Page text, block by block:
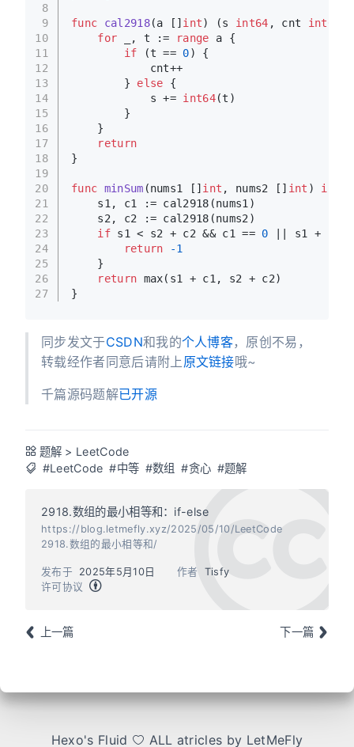
8
9
10
11
12
13
14
15
16
17
18
19
20
21
22
23
24
25
26
27
func cal2918(a [] int) (s int64 , cnt int64
for _, t := range a {
if (t == 0) {
            cnt++
        }
else {
            s +=
int64(t)
        }
    }
return
}
func minSum (nums1 [] int , nums2 [] int ) int64
    s1, c1 := cal2918(nums1)
    s2, c2 := cal2918(nums2)
if s1 < s2 + c2 && c1 == 0 || s1 + c1
return
-1
    }
return max(s1 + c1, s2 + c2)
}
同步发文于CSDN和我的个人博客，原创不易，
转载经作者同意后请附上 原文链接哦~
千篇源码题解已开源
题解 > LeetCode
#LeetCode #中等 #数组 #贪心 #题解
2918.数组的最小相等和：if-else
https://blog.letmefly.xyz/2025/05/10/LeetCode
2918.数组的最小相等和/
作者 Tisfy
发布于
2025年5月10日
许可协议
上一篇 下一篇
Hexo's Fluid ALL atricles by LetMeFly